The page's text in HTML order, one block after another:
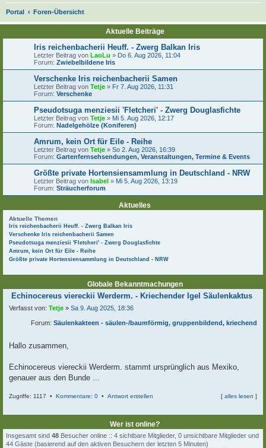
Portal Foren-Übersicht
u
c
e
Aktuelle Beiträge
Iris reichenbacherii Heuff. - Zwerg Balkan Iris
Letzter Beitrag von LaoLu » Do 6. Aug 2026, 11:04
Forum: Zwiebelbildene Iris
Verschenke Iris reichenbacherii Samen
Letzter Beitrag von Tetje » Fr 7. Aug 2026, 11:31
Forum: Verschenke
Pseudotsuga menziesii 'Fletcheri' - Zwerg Douglasfichte
Letzter Beitrag von Tetje » Mi 5. Aug 2026, 12:17
Forum: Nadelgehölze (Koniferen)
Amrum, kein Ort für Eile - Reihe
Letzter Beitrag von Tetje » So 2. Aug 2026, 16:39
Forum: Gartenfernsehsendungen, Veranstaltungen, Termine & Events
Größte private Hortensiensammlung in Deutschland - NRW
Letzter Beitrag von Isabel » Mi 5. Aug 2026, 13:19
Forum: Sträucherforum
Aktuelles
Aktuelle Themen
Iris reichenbacherii Heuff. - Zwerg Balkan Iris
Verschenke Iris reichenbacherii Samen
Pseudotsuga menziesii 'Fletcheri' - Zwerg Douglasfichte
Amrum, kein Ort für Eile - Reihe
Größte private Hortensiensammlung in Deutschland - NRW
Globale Bekanntmachungen
B
e
i
g
Echinocereus viereckii Werderm. - Kriechender Igel Säulenkaktus
Verfasst von: Tetje » Sa 9. Aug 2025, 18:36
Forum: Säulenkakteen - säulen-/baumförmig, gruppenbildend, kriechend
Hallo zusammen,
Echinocereus viereckii Werderm. stammt ursprünglich aus Mexiko,
genauer aus den Bunde ...
Zugriffe: 1117 • Kommentare: 0 • Antwort erstellen [ alles lesen ]
a
Wer ist online?
Insgesamt sind 48 Besucher online :: 4 sichtbare Mitglieder, 0 unsichtbare Mitglieder und
44 Gäste (basierend auf den aktiven Besuchern der letzten 5 Minuten)